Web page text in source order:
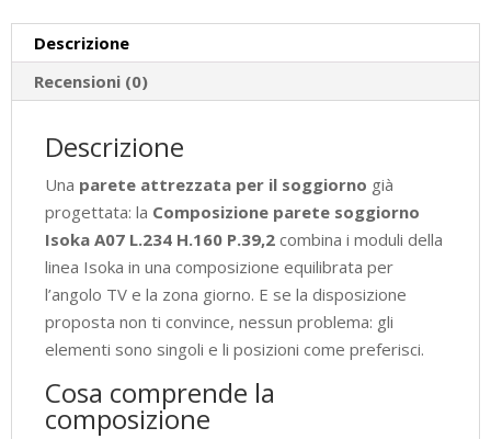
quantità
Descrizione
Recensioni (0)
Descrizione
Una parete attrezzata per il soggiorno già
progettata: la Composizione parete soggiorno
Isoka A07 L.234 H.160 P.39,2 combina i moduli della
linea Isoka in una composizione equilibrata per
l’angolo TV e la zona giorno. E se la disposizione
proposta non ti convince, nessun problema: gli
elementi sono singoli e li posizioni come preferisci.
Cosa comprende la
composizione